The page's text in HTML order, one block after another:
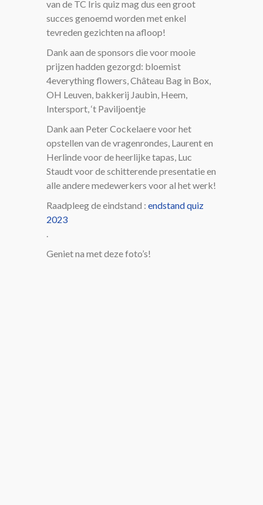
van de TC Iris quiz mag dus een groot
succes genoemd worden met enkel
tevreden gezichten na afloop!
Dank aan de sponsors die voor mooie
prijzen hadden gezorgd: bloemist
4everything flowers, Château Bag in Box,
OH Leuven, bakkerij Jaubin, Heem,
Intersport, ‘t Paviljoentje
Dank aan Peter Cockelaere voor het
opstellen van de vragenrondes, Laurent en
Herlinde voor de heerlijke tapas, Luc
Staudt voor de schitterende presentatie en
alle andere medewerkers voor al het werk!
Raadpleeg de eindstand : endstand quiz
2023
.
Geniet na met deze foto’s!